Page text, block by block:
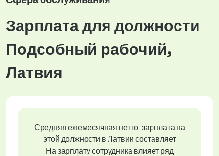
Зарплата для должности
Подсобный рабочий,
Латвия
Средняя ежемесячная нетто-зарплата на
этой должности в Латвии составляет
На зарплату сотрудника влияет ряд